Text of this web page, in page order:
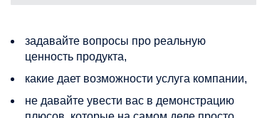
задавайте вопросы про реальную
ценность продукта,
какие дает возможности услуга компании,
не давайте увести вас в демонстрацию